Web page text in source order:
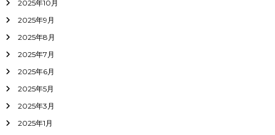
2025年10月
2025年9月
2025年8月
2025年7月
2025年6月
2025年5月
2025年3月
2025年1月